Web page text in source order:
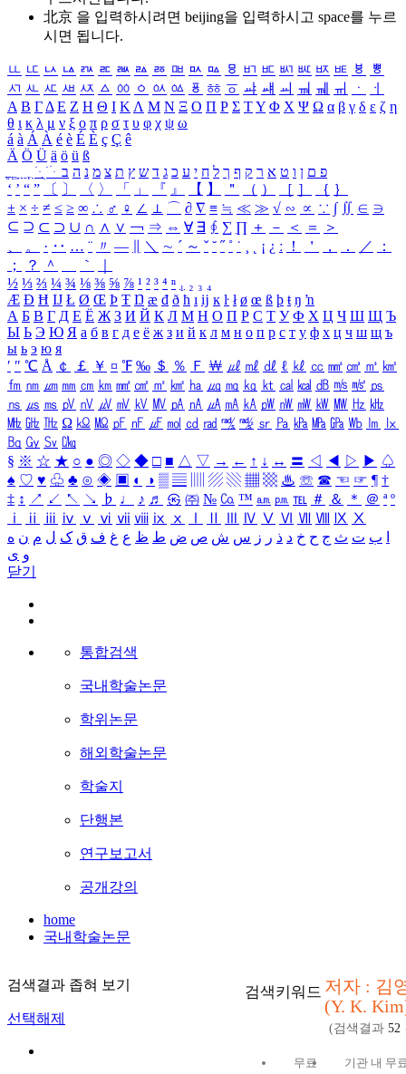
北京 을 입력하시려면 beijing을 입력하시고 space를 누르
시면 됩니다.
ㅥ ㅦ ㅧ ㅨ ㅩ ㅪ ㅫ ㅬ ㅭ ㅮ ㅯ ㅰ ㅱ ㅲ ㅳ ㅴ ㅵ ㅶ ㅷ ㅸ
ㅹ
ㅺ ㅻ ㅼ ㅽ ㅾ ㅿ ㆀ ㆁ ㆂ ㆃ ㆄ ㆅ ㆆ ㆇ ㆈ ㆉ ㆊ ㆋ ㆌ ㆍ
ㆎ
Α Β ΓΔ Ε Ζ Η Θ Ι ΚΛ Μ Ν Ξ Ο Π Ρ Σ ΤΥ Φ Χ Ψ Ω α β γ δ ε ζ η
θ ι κ λ μ ν ξ ο π ρ σ τ υ φ χ ψ ω
á à Á À é è É È ç Ç ê
Ä Ö Ü ä ö ü ß
ִֶֹ ֻּ ׁׂ פ ם ן ו ט א ר ק ף ך ל ח י ע כ ג ד ש ץ ת צ מ נ ה ב
‘ ’ “ ” 〔 〕 〈 〉 「 」 『 』 【 】 ＂ （ ） ［ ］ ｛ ｝
± × ÷ ≠ ≤ ≥ ∞ ∴ ♂ ♀ ∠ ⊥ ⌒ ∂ ∇ ≡ ≒ ≪ ≫ √ ∽ ∝ ∵ ∫ ∬ ∈ ∋
⊆ ⊇ ⊂ ⊃ ∪ ∩ ∧ ∨ ￢ ⇒ ⇔ ∀ ∃ ∮ ∑ ∏ ＋ － ＜ ＝
＞
、
。 · ‥ … ¨ 〃 ― ＼ ∼ ´ ～ ˇ ˘ ˝ ˚ ˙ ¸ ¡ ¿ ː ！ ＇ ， ． ／
：
；
？ ＾ ｀
½ ⅓ ⅔ ¼ ¾ ⅛ ⅜ ⅝ ⅞ ¹ ² ³ ⁴ ⁿ ₁ ₂ ₃ ₄
Æ Ð Ħ Ĳ Ł Ø Œ Þ Ŧ Ŋ æ đ ð ħ ı ĳ ĸ ŀ ł ø œ ß þ ŧ ŋ ŉ
А Б В Г Д Е Ё Ж З И Й К Л М Н О П Р С Т У Ф Х Ц Ч Ш Щ Ъ
Ы Ь Э Ю Я а б в г д е ё ж з и й к л м н о п р с т у ф х ц ч ш щ ъ
ы ь э ю я
′ ″ ℃ Å ￠ ￡ ￥ ¤ ℉ ‰ ＄ ％ Ｆ ￦ ㎕ ㎖ ㎗ ℓ ㎘ ㏄ ㎣ ㎤ ㎥ ㎦
㎙ ㎚ ㎛ ㎜ ㎝ ㎞ ㎟ ㎠ ㎡ ㎢ ㏊ ㎍ ㎎ ㎏ ㏏ ㎈ ㎉ ㏈ ㎧ ㎨ ㎰
㎱ ㎲ ㎳ ㎴ ㎵ ㎶ ㎷ ㎸ ㎹ ㎀ ㎁ ㎂ ㎃ ㎄ ㎺ ㎻ ㎽ ㎾ ㎿ ㎐ ㎑
㎒ ㎓ ㎔ Ω ㏀ ㏁ ㎊ ㎋ ㎌ ㏖ ㏅ ㎭ ㎮ ㎯ ㏛ ㎩ ㎪ ㎫ ㎬ ㏝ ㏐
㏓
㏃ ㏉ ㏜ ㏆
§ ※ ☆ ★ ○ ● ◎ ◇ ◆ □ ■ △ ▽ → ← ↑ ↓ ↔ 〓 ◁ ◀ ▷ ▶ ♤
♠ ♡ ♥ ♧ ♣ ⊙ ◈ ▣ ◐ ◑ ▒ ▤ ▨ ▧ ▦ ▩ ♨ ☏ ☎ ☜ ☞ ¶ †
‡ ↕ ↗ ↙ ↖ ↘ ♭ ♩ ♪ ♬ ㉿ ㈜ № ㏇ ™ ㏂ ㏘ ℡ ＃ ＆ ＊ ＠ ª º
ⅰ
ⅱ ⅲ ⅳ ⅴ ⅵ ⅶ ⅷ ⅸ ⅹ Ⅳ Ⅴ Ⅵ Ⅶ Ⅷ Ⅸ Ⅹ
ب ت ث ج ح خ د ذ ر ز س ش ص ض ط ظ ع غ ف ق ک ل م ن ه
و ی
닫기
통합검색
국내학술논문
학위논문
해외학술논문
학술지
단행본
연구보고서
공개강의
home
국내학술논문
검색결과 좁혀 보기
선택해제
검색키워드 저자 : 김
(Y. K.
(검색결과 52
무료
기관 내 무